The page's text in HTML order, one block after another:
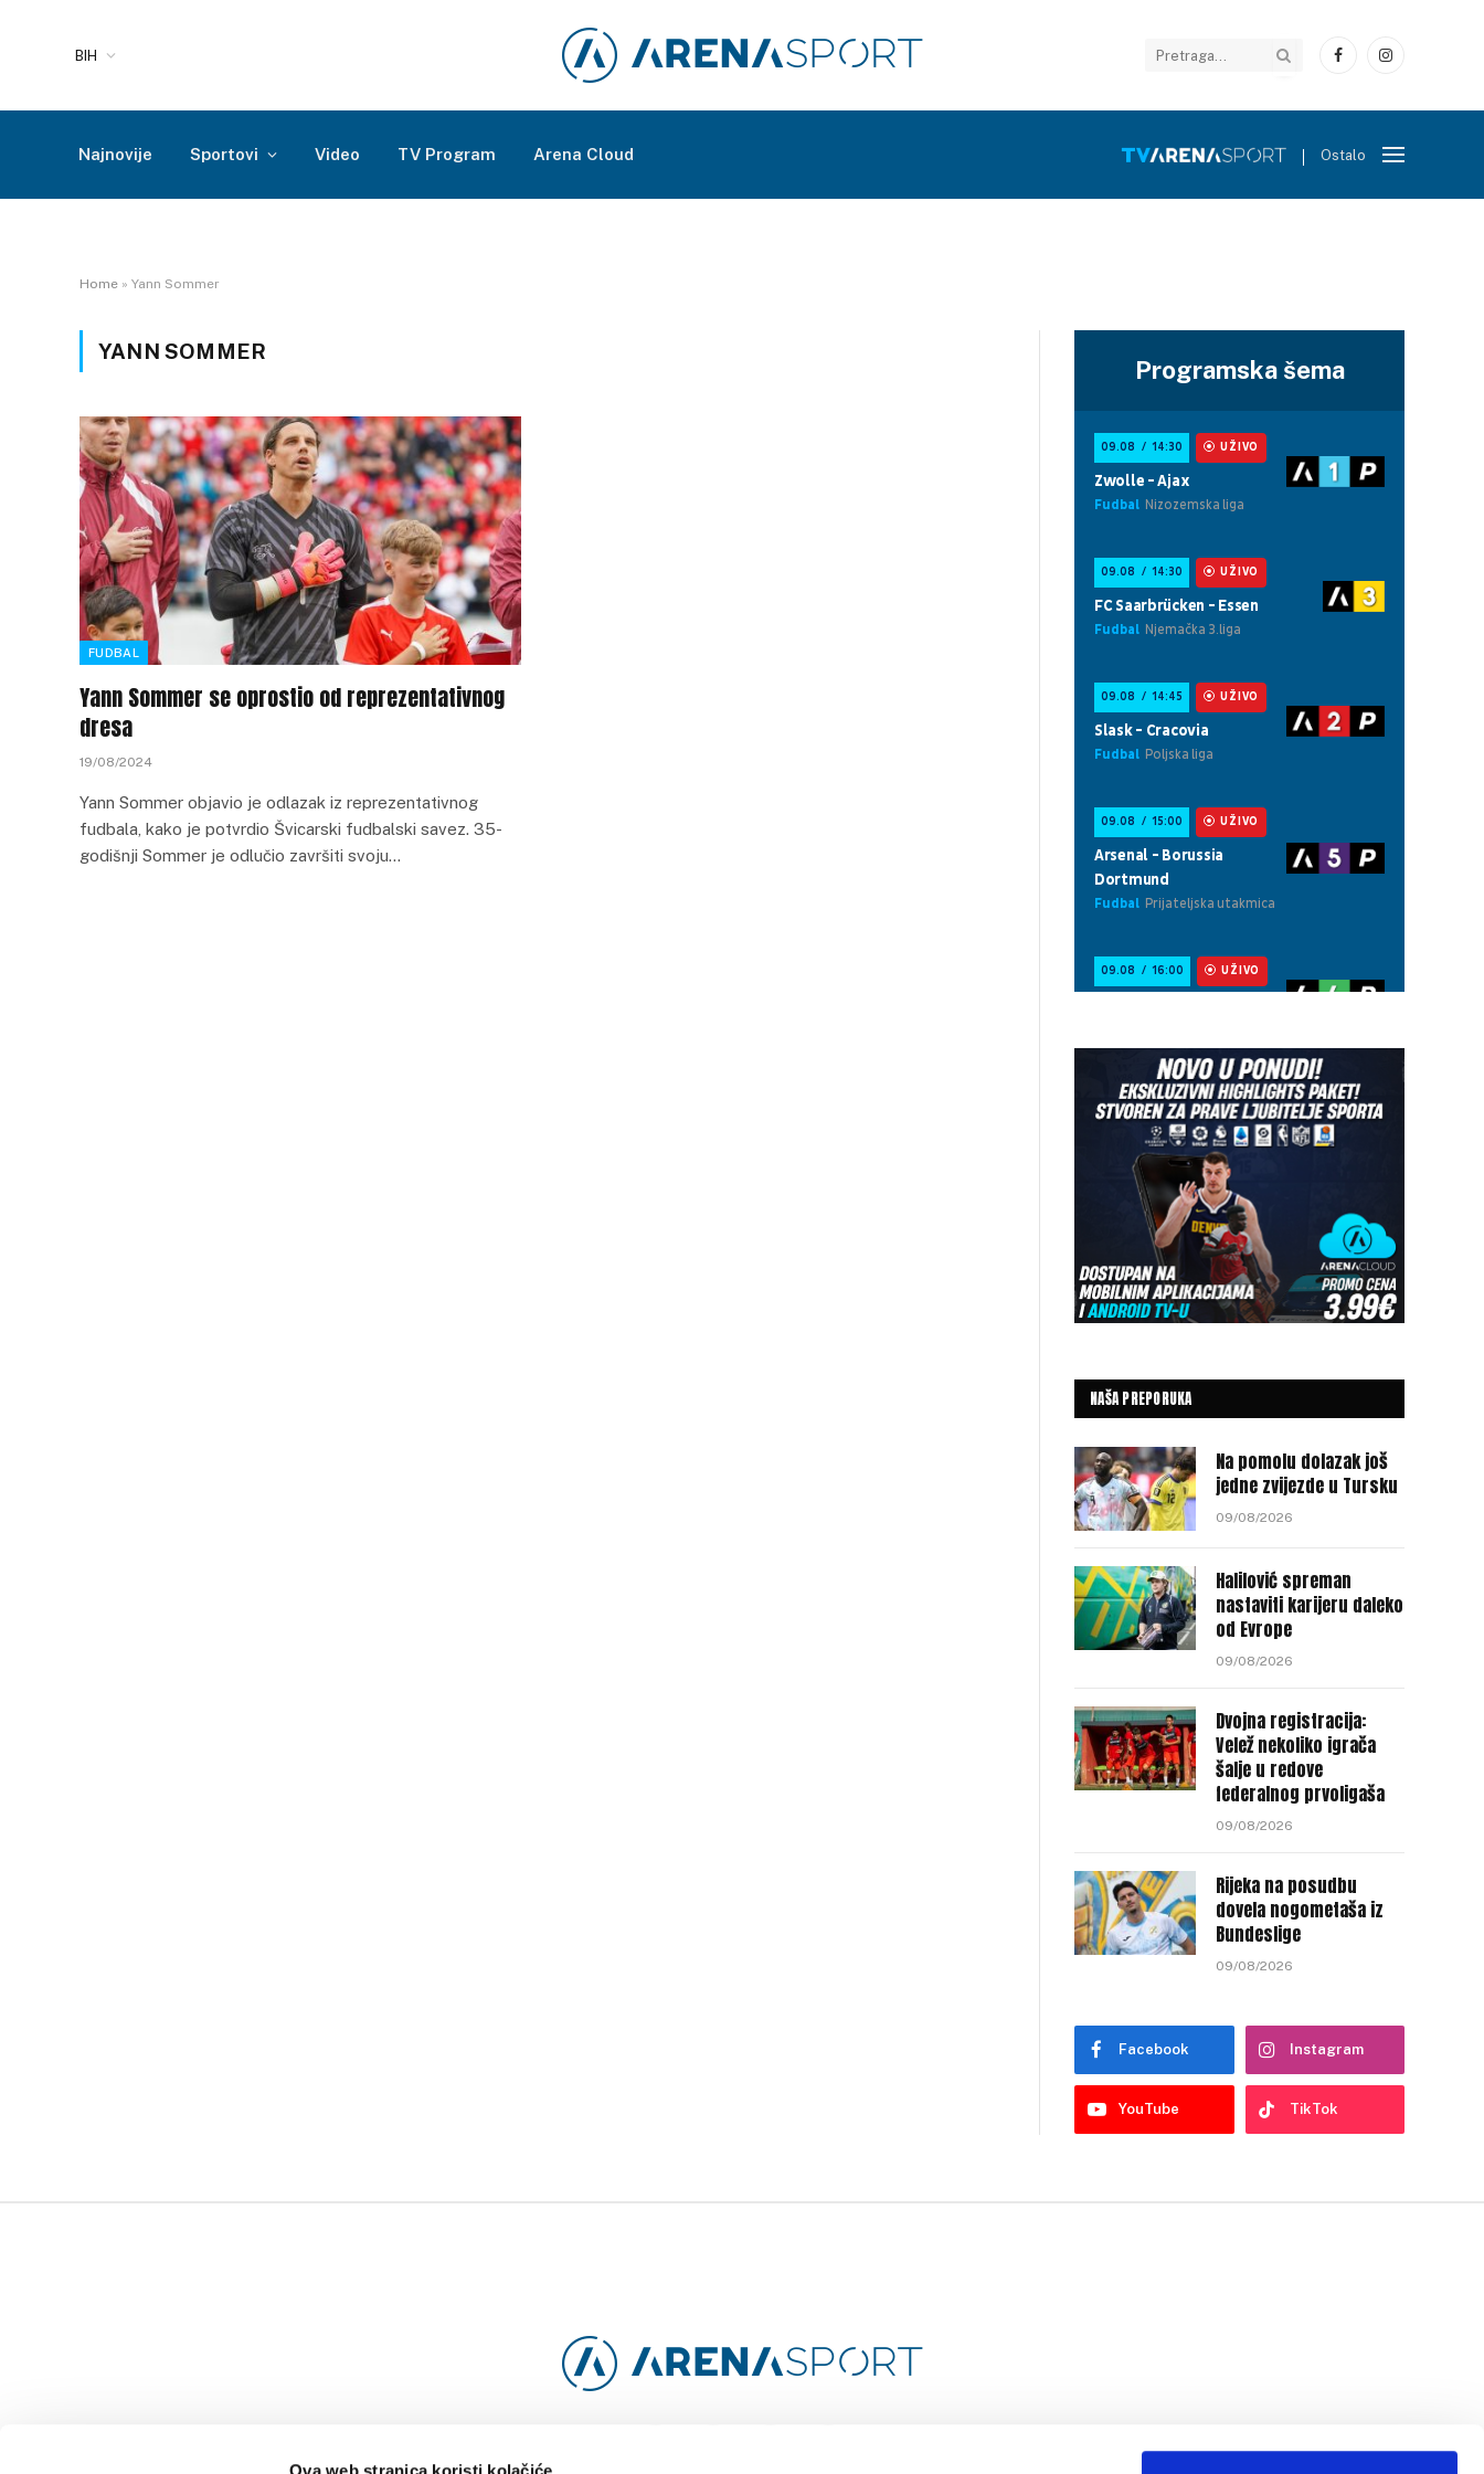
Ova web stranica koristi kolačiće
BIH
FacebookInstagram
Najnovije Sportovi Video TV Program Arena Cloud Ostalo
Home » Yann Sommer
YANN SOMMER
FUDBAL
Yann Sommer se oprostio od reprezentativnog
dresa
19/08/2024
Yann Sommer objavio je odlazak iz reprezentativnog
fudbala, kako je potvrdio Švicarski fudbalski savez. 35-
godišnji Sommer je odlučio završiti svoju…
Programska šema
NAŠA PREPORUKA
Na pomolu dolazak još
jedne zvijezde u Tursku
09/08/2026
Halilović spreman
nastaviti karijeru daleko
od Evrope
09/08/2026
Dvojna registracija:
Velež nekoliko igrača
šalje u redove
federalnog prvoligaša
09/08/2026
Rijeka na posudbu
dovela nogometaša iz
Bundeslige
09/08/2026
Facebook Instagram
YouTube TikTok